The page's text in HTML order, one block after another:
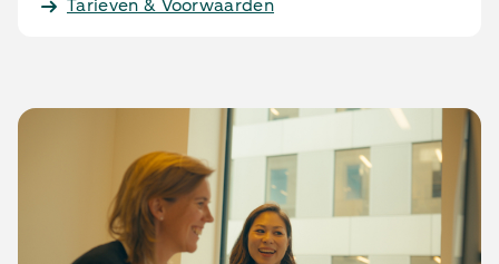
Tarieven & Voorwaarden